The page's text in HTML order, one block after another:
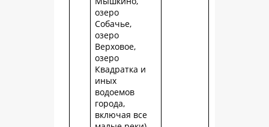
озеро
Собачье,
озеро
Верховое,
озеро
Квадратка и
иных
водоемов
города,
включая все